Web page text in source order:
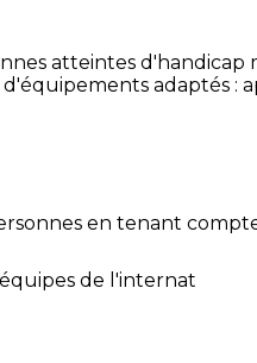
atteintes
adaptés :
en tenant
de l'internat